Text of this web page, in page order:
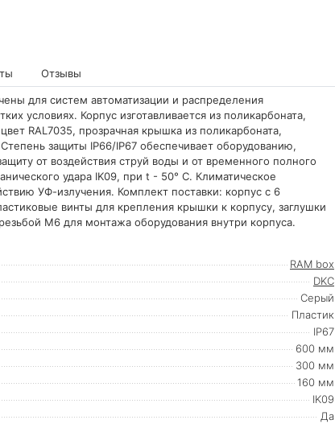
Отзывы
для систем автоматизации и распределения
условиях. Корпус изготавливается из поликарбоната,
RAL7035, прозрачная крышка из поликарбоната,
защиты IP66/IP67 обеспечивает оборудованию,
от воздействия струй воды и от временного полного
удара IK09, при t - 50° C. Климатическое
УФ-излучения. Комплект поставки: корпус с 6
винты для крепления крышки к корпусу, заглушки
M6 для монтажа оборудования внутри корпуса.
RAM box
DKC
Серый
Пластик
IP67
600 мм
300 мм
160 мм
IK09
Да